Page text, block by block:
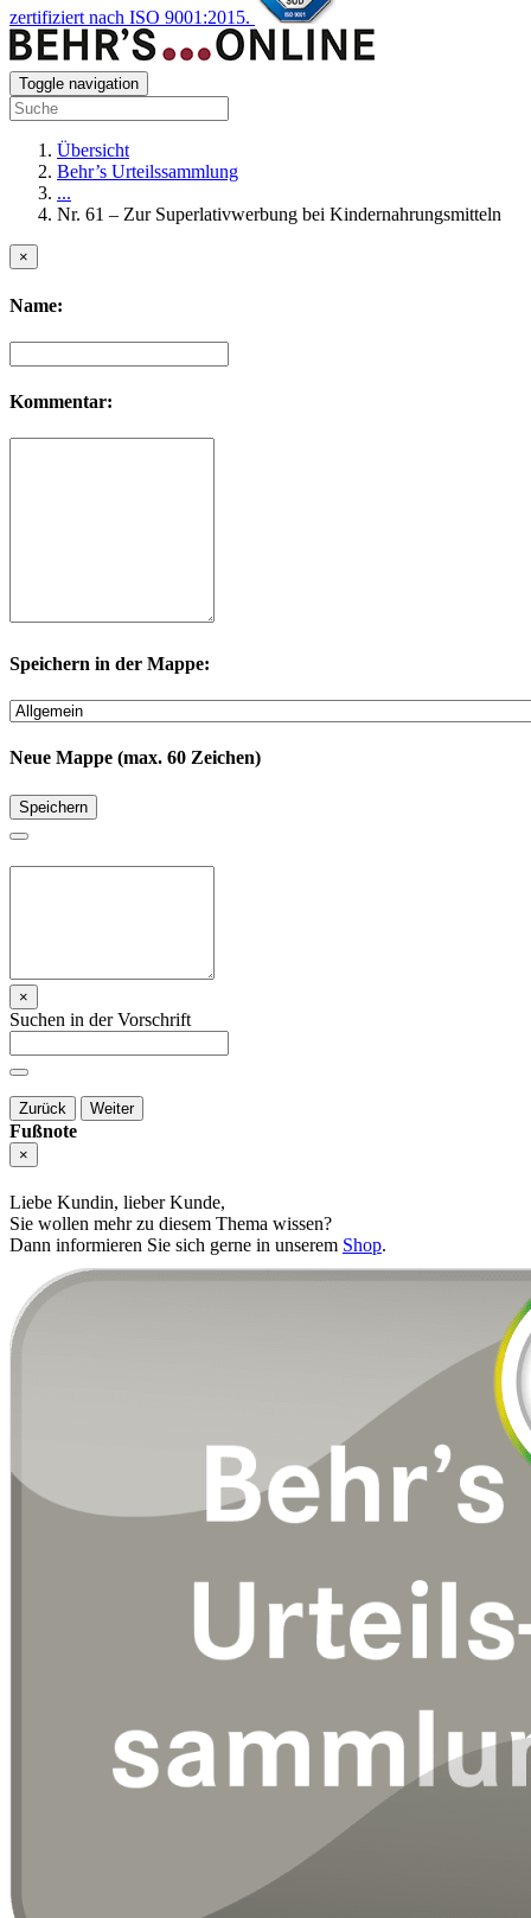
zertifiziert nach ISO 9001:2015.
Toggle navigation
Übersicht
Behr’s Urteilssammlung
...
Nr. 61 – Zur Superlativwerbung bei Kindernahrungsmitteln
×
Name:
Kommentar:
Speichern in der Mappe:
Neue Mappe (max. 60 Zeichen)
Speichern
×
Suchen in der Vorschrift
Zurück Weiter
Fußnote
×
Liebe Kundin, lieber Kunde,
Sie wollen mehr zu diesem Thema wissen?
Dann informieren Sie sich gerne in unserem Shop.